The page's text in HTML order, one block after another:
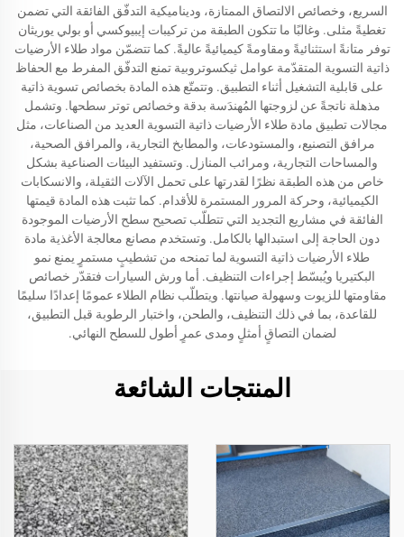
السريع، وخصائص الالتصاق الممتازة، وديناميكية التدفّق الفائقة التي تضمن
تغطيةً مثلى. وغالبًا ما تتكون الطبقة من تركيبات إيبيوكسي أو بولي يوريثان
توفر متانةً استثنائيةً ومقاومةً كيميائيةً عاليةً. كما تتضمّن مواد طلاء الأرضيات
ذاتية التسوية المتقدّمة عوامل ثيكسوتروبية تمنع التدفّق المفرط مع الحفاظ
على قابلية التشغيل أثناء التطبيق. وتتمتّع هذه المادة بخصائص تسوية ذاتية
مذهلة ناتجةً عن لزوجتها المُهندَسة بدقة وخصائص توتر سطحها. وتشمل
مجالات تطبيق مادة طلاء الأرضيات ذاتية التسوية العديد من الصناعات، مثل
مرافق التصنيع، والمستودعات، والمطابخ التجارية، والمرافق الصحية،
والمساحات التجارية، ومرائب المنازل. وتستفيد البيئات الصناعية بشكل
خاص من هذه الطبقة نظرًا لقدرتها على تحمل الآلات الثقيلة، والانسكابات
الكيميائية، وحركة المرور المستمرة للأقدام. كما تثبت هذه المادة قيمتها
الفائقة في مشاريع التجديد التي تتطلّب تصحيح سطح الأرضيات الموجودة
دون الحاجة إلى استبدالها بالكامل. وتستخدم مصانع معالجة الأغذية مادة
طلاء الأرضيات ذاتية التسوية لما تمنحه من تشطيبٍ مستمرٍ يمنع نمو
البكتيريا ويُبسّط إجراءات التنظيف. أما ورش السيارات فتقدّر خصائص
مقاومتها للزيوت وسهولة صيانتها. ويتطلّب نظام الطلاء عمومًا إعدادًا سليمًا
للقاعدة، بما في ذلك التنظيف، والطحن، واختبار الرطوبة قبل التطبيق،
لضمان التصاقٍ أمثلٍ ومدى عمرٍ أطول للسطح النهائي.
المنتجات الشائعة